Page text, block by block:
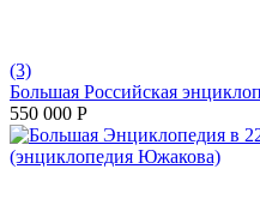
(3)
Большая Российская
550 000 Р